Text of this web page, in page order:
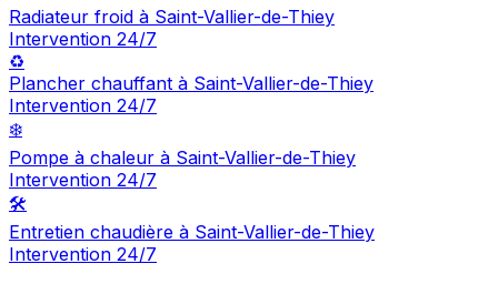
Radiateur froid à Saint-Vallier-de-Thiey
Intervention 24/7
♻️
Plancher chauffant à Saint-Vallier-de-Thiey
Intervention 24/7
❄️
Pompe à chaleur à Saint-Vallier-de-Thiey
Intervention 24/7
🛠️
Entretien chaudière à Saint-Vallier-de-Thiey
Intervention 24/7